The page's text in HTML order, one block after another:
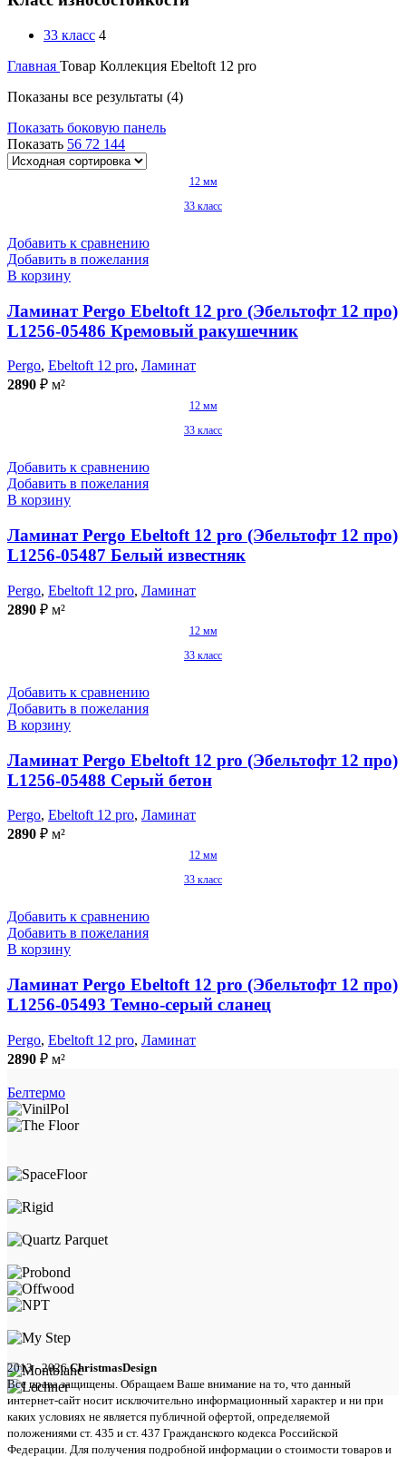
33 класс 4
Главная Товар Коллекция Ebeltoft 12 pro
Показаны все результаты (4)
Показать боковую панель
Показать 56 72 144
12 мм
33 класс
Добавить к сравнению
Добавить в пожелания
В корзину
Ламинат Pergo Ebeltoft 12 pro (Эбельтофт 12 про)
L1256-05486 Кремовый ракушечник
Pergo, Ebeltoft 12 pro, Ламинат
2890 ₽ м²
12 мм
33 класс
Добавить к сравнению
Добавить в пожелания
В корзину
Ламинат Pergo Ebeltoft 12 pro (Эбельтофт 12 про)
L1256-05487 Белый известняк
Pergo, Ebeltoft 12 pro, Ламинат
2890 ₽ м²
12 мм
33 класс
Добавить к сравнению
Добавить в пожелания
В корзину
Ламинат Pergo Ebeltoft 12 pro (Эбельтофт 12 про)
L1256-05488 Серый бетон
Pergo, Ebeltoft 12 pro, Ламинат
2890 ₽ м²
12 мм
33 класс
Добавить к сравнению
Добавить в пожелания
В корзину
Ламинат Pergo Ebeltoft 12 pro (Эбельтофт 12 про)
L1256-05493 Темно-серый сланец
Pergo, Ebeltoft 12 pro, Ламинат
2890 ₽ м²
Белтермо
2013 - 2026ChristmasDesign
Все права защищены. Обращаем Ваше внимание на то, что данный
интернет-сайт носит исключительно информационный характер и ни при
каких условиях не является публичной офертой, определяемой
положениями ст. 435 и ст. 437 Гражданского кодекса Российской
Федерации. Для получения подробной информации о стоимости товаров и